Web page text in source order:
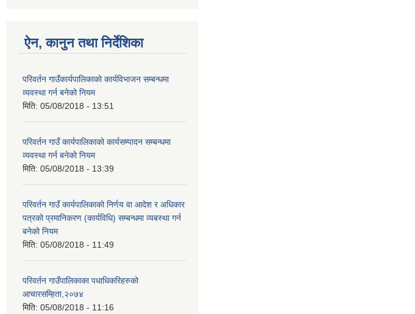
ऐन, कानुन तथा निर्देशिका
परिवर्तन गाउँकार्यपालिकाको कार्यविभाजन सम्बन्धमा
व्यवस्था गर्न बनेको नियम
मिति: 05/08/2018 - 13:51
परिवर्तन गाउँ कार्यपालिकाको कार्यसम्पादन सम्बन्धमा
व्यवस्था गर्न बनेको नियम
मिति: 05/08/2018 - 13:39
परिवर्तन गाउँ कार्यपालिकाको निर्णय वा आदेश र अधिकार
पत्रको प्रमानिकरण (कार्यविधि) सम्बन्धमा व्यबस्था गर्न
बनेको नियम
मिति: 05/08/2018 - 11:49
परिवर्तन गाउँपालिकाका पधाधिकरिहरुको
आचारसम्हिता,२०७४
मिति: 05/08/2018 - 11:16